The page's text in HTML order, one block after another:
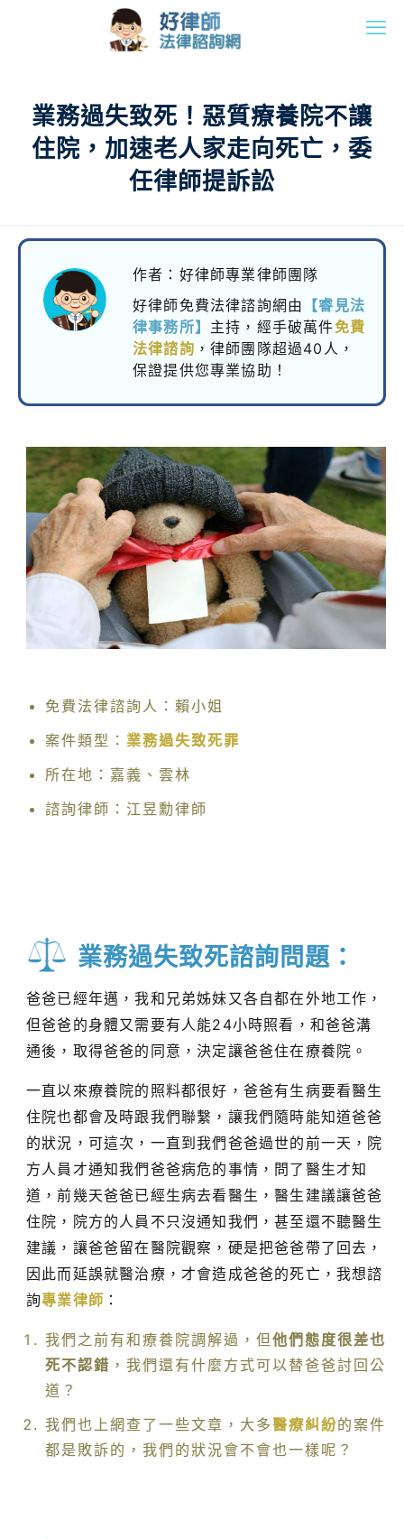
業務過失致死！惡質療養院不讓
住院，加速老人家走向死亡，委
任律師提訴訟
作者：好律師專業律師團隊
好律師免費法律諮詢網由
【睿見法
律事務所】 主持， 經手破萬件免費
法律諮詢 ，律師團隊超過40人，
保證提供您專業協助！
免費法律諮詢人：賴小姐
案件類型： 業務過失致死罪
所在地：嘉義、雲林
諮詢律師：江昱勳律師
業務過失致死諮詢問題：
爸爸已經年邁，我和兄弟姊妹又各自都在外地工作，
但爸爸的身體又需要有人能24小時照看，和爸爸溝
通後，取得爸爸的同意，決定讓爸爸住在療養院。
一直以來療養院的照料都很好，爸爸有生病要看醫生
住院也都會及時跟我們聯繫，讓我們隨時能知道爸爸
的狀況，可這次，一直到我們爸爸過世的前一天，院
方人員才通知我們爸爸病危的事情，問了醫生才知
道，前幾天爸爸已經生病去看醫生，醫生建議讓爸爸
住院，院方的人員不只沒通知我們，甚至還不聽醫生
建議，讓爸爸留在醫院觀察，硬是把爸爸帶了回去，
因此而延誤就醫治療，才會造成爸爸的死亡，我想諮
詢專業律師 ：
我們之前有和療養院調解過，但他們態度很差也
死不認錯 ，我們還有什麼方式可以替爸爸討回公
道？
我們也上網查了一些文章，大多醫療糾紛的案件
都是敗訴的，我們的狀況會不會也一樣呢？